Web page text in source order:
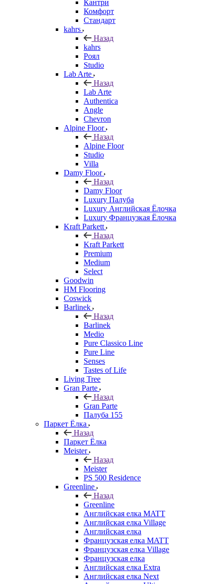
Кантри
Комфорт
Стандарт
kahrs
Назад
kahrs
Роял
Studio
Lab Arte
Назад
Lab Arte
Authentica
Angle
Chevron
Alpine Floor
Назад
Alpine Floor
Studio
Villa
Damy Floor
Назад
Damy Floor
Luxury Палуба
Luxury Английская Ёлочка
Luxury Французкая Ёлочка
Kraft Parkett
Назад
Kraft Parkett
Premium
Medium
Select
Goodwin
HM Flooring
Coswick
Barlinek
Назад
Barlinek
Medio
Pure Classico Line
Pure Line
Senses
Tastes of Life
Living Tree
Gran Parte
Назад
Gran Parte
Палуба 155
Паркет Ёлка
Назад
Паркет Ёлка
Meister
Назад
Meister
PS 500 Residence
Greenline
Назад
Greenline
Английская елка MATT
Английская елка Village
Английская елка
Французская елка MATT
Французская елка Village
Французская елка
Английская елка Extra
Английская елка Next